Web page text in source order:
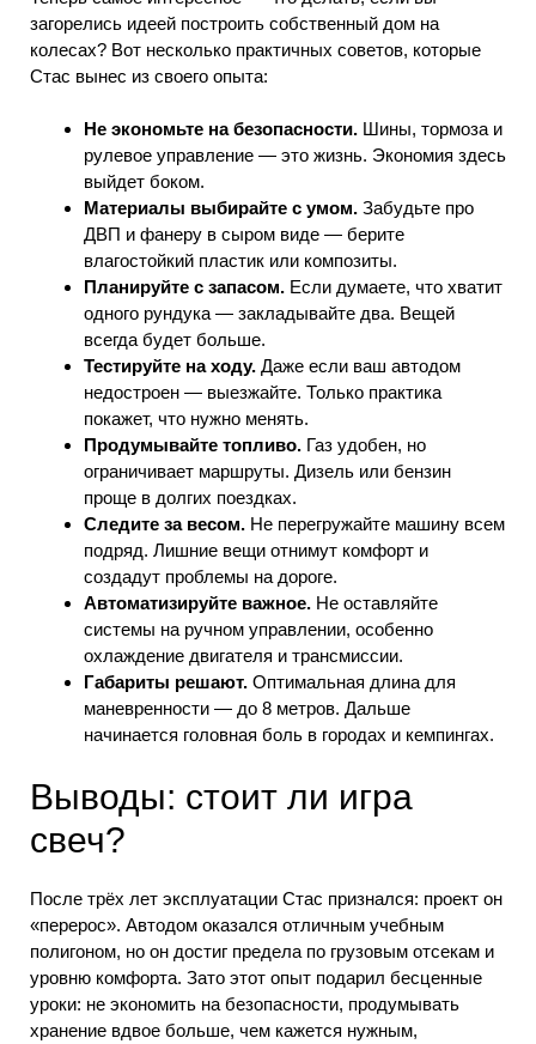
загорелись идеей построить собственный дом на
колесах? Вот несколько практичных советов, которые
Стас вынес из своего опыта:
Не экономьте на безопасности. Шины, тормоза и
рулевое управление — это жизнь. Экономия здесь
выйдет боком.
Материалы выбирайте с умом. Забудьте про
ДВП и фанеру в сыром виде — берите
влагостойкий пластик или композиты.
Планируйте с запасом. Если думаете, что хватит
одного рундука — закладывайте два. Вещей
всегда будет больше.
Тестируйте на ходу. Даже если ваш автодом
недостроен — выезжайте. Только практика
покажет, что нужно менять.
Продумывайте топливо. Газ удобен, но
ограничивает маршруты. Дизель или бензин
проще в долгих поездках.
Следите за весом. Не перегружайте машину всем
подряд. Лишние вещи отнимут комфорт и
создадут проблемы на дороге.
Автоматизируйте важное. Не оставляйте
системы на ручном управлении, особенно
охлаждение двигателя и трансмиссии.
Габариты решают. Оптимальная длина для
маневренности — до 8 метров. Дальше
начинается головная боль в городах и кемпингах.
Выводы: стоит ли игра
свеч?
После трёх лет эксплуатации Стас признался: проект он
«перерос». Автодом оказался отличным учебным
полигоном, но он достиг предела по грузовым отсекам и
уровню комфорта. Зато этот опыт подарил бесценные
уроки: не экономить на безопасности, продумывать
хранение вдвое больше, чем кажется нужным,